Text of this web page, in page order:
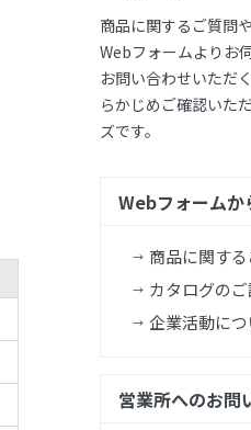
商品に関するご質問
Webフォームよりお
お問い合わせいただ
らかじめご確認いた
ズです。
Webフォームか
商品に関す
カタログの
企業活動に
営業所へのお問